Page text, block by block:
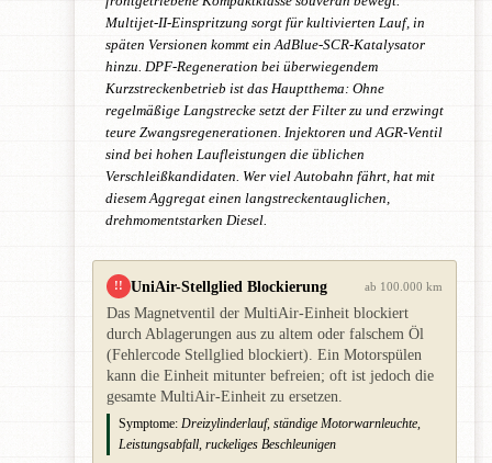
Multijet-II-Einspritzung sorgt für kultivierten Lauf, in
späten Versionen kommt ein AdBlue-SCR-Katalysator
hinzu. DPF-Regeneration bei überwiegendem
Kurzstreckenbetrieb ist das Hauptthema: Ohne
regelmäßige Langstrecke setzt der Filter zu und erzwingt
teure Zwangsregenerationen. Injektoren und AGR-Ventil
sind bei hohen Laufleistungen die üblichen
Verschleißkandidaten. Wer viel Autobahn fährt, hat mit
diesem Aggregat einen langstreckentauglichen,
drehmomentstarken Diesel.
!! UniAir-Stellglied Blockierung ab 100.000 km
Das Magnetventil der MultiAir-Einheit blockiert
durch Ablagerungen aus zu altem oder falschem Öl
(Fehlercode Stellglied blockiert). Ein Motorspülen
kann die Einheit mitunter befreien; oft ist jedoch die
gesamte MultiAir-Einheit zu ersetzen.
Symptome: Dreizylinderlauf, ständige Motorwarnleuchte,
Leistungsabfall, ruckeliges Beschleunigen